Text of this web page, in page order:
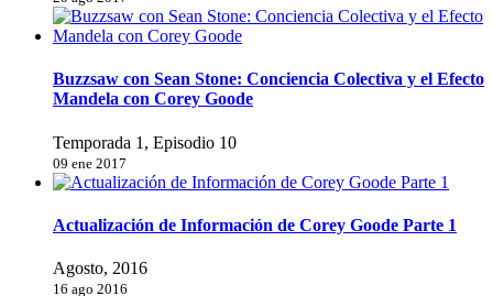
Buzzsaw con Sean Stone: Conciencia Colectiva y el Efecto
Mandela con Corey Goode
Temporada 1, Episodio 10
09 ene 2017
Actualización de Información de Corey Goode Parte 1
Agosto, 2016
16 ago 2016